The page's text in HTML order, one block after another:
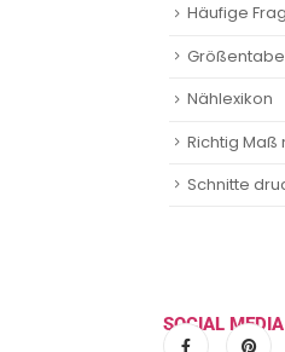
Häufige
Nählexikon
Richtig Maß
Schnitte
SOCIAL MEDIA